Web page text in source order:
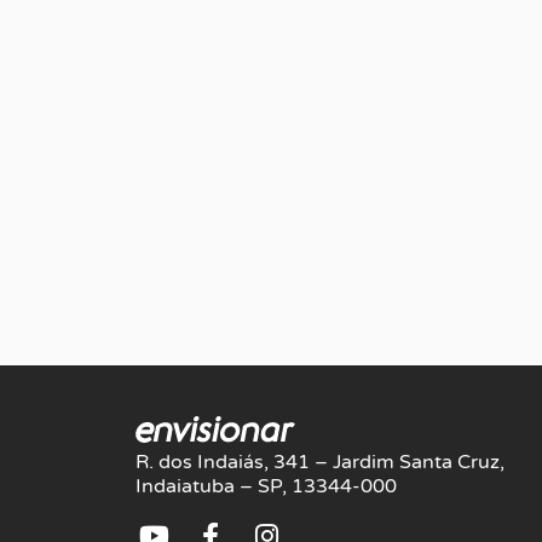
R. dos Indaiás, 341 – Jardim Santa Cruz,
Indaiatuba – SP, 13344-000